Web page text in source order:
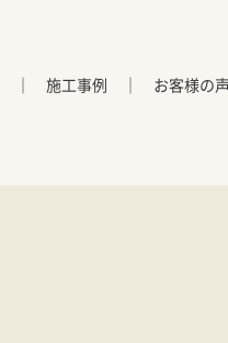
施工事例 お客様の